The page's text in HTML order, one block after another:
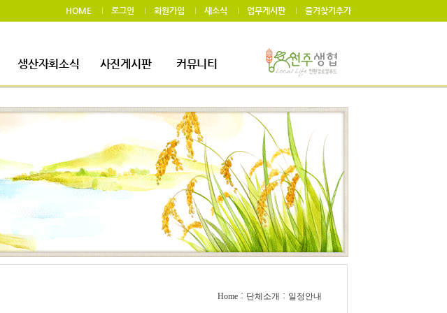
HOME 로그인 회원가입 새소식 업무게시판 즐겨찾기추가
생산자회소식
생산자회소식
사진게시판
사진게시판
커뮤니티
자료실
Home : 단체소개 : 일정안내